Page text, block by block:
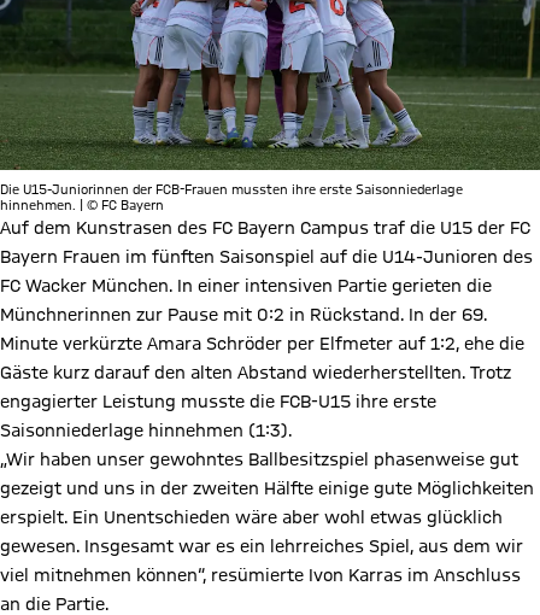
Die U15-Juniorinnen der FCB-Frauen mussten ihre erste Saisonniederlage
hinnehmen. | © FC Bayern
Auf dem Kunstrasen des FC Bayern Campus traf die U15 der FC
Bayern Frauen im fünften Saisonspiel auf die U14-Junioren des
FC Wacker München. In einer intensiven Partie gerieten die
Münchnerinnen zur Pause mit 0:2 in Rückstand. In der 69.
Minute verkürzte Amara Schröder per Elfmeter auf 1:2, ehe die
Gäste kurz darauf den alten Abstand wiederherstellten. Trotz
engagierter Leistung musste die FCB-U15 ihre erste
Saisonniederlage hinnehmen (1:3).
„Wir haben unser gewohntes Ballbesitzspiel phasenweise gut
gezeigt und uns in der zweiten Hälfte einige gute Möglichkeiten
erspielt. Ein Unentschieden wäre aber wohl etwas glücklich
gewesen. Insgesamt war es ein lehrreiches Spiel, aus dem wir
viel mitnehmen können“, resümierte Ivon Karras im Anschluss
an die Partie.